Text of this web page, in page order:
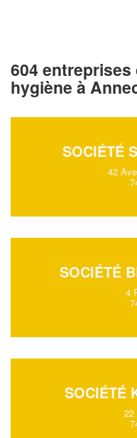
604
hygiène à
SOCIÉTÉ
42
SOCIÉTÉ
4
SOCIÉTÉ
22